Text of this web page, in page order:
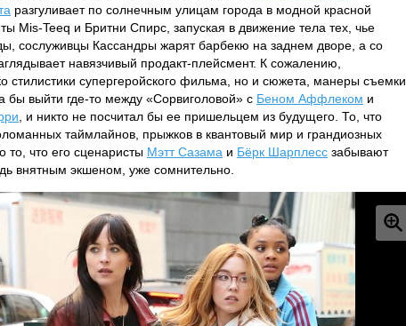
разгуливает по солнечным улицам города в модной красной
Mis-Teeq и Бритни Спирс, запуская в движение тела тех, чье
сослуживцы Кассандры жарят барбекю на заднем дворе, а со
навязчивый продакт-плейсмент. К сожалению,
стилистики супергеройского фильма, но и сюжета, манеры съемки,
бы выйти где-то между «Сорвиголовой» с Беном Аффлеком и
, и никто не посчитал бы ее пришельцем из будущего. То, что
таймлайнов, прыжков в квантовый мир и грандиозных
то, что его сценаристы Мэтт Сазама и Бёрк Шарплесс забывают
внятным экшеном, уже сомнительно.